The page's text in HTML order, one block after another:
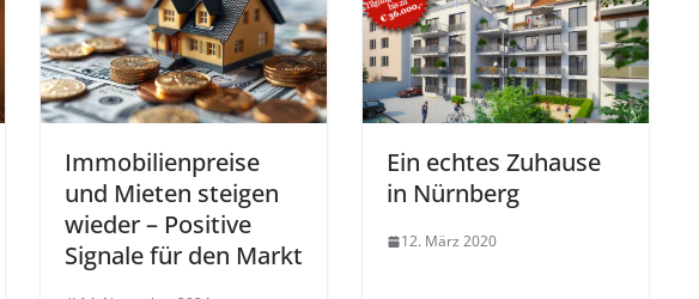
Immobilienpreise
und Mieten steigen
wieder – Positive
Signale für den Markt
Ein echtes Zuhause
in Nürnberg
12. März 2020